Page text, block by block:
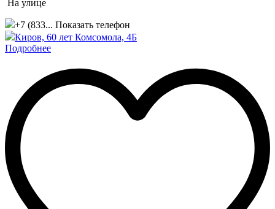
На улице
+7 (833... Показать телефон
Киров, ​60 лет Комсомола, 4Б
Подробнее